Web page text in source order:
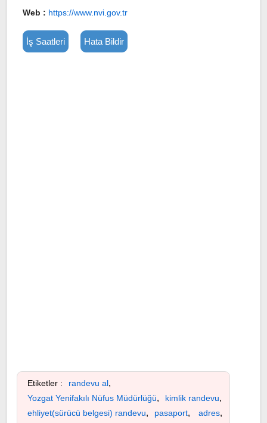
Web : https://www.nvi.gov.tr
İş Saatleri Hata Bildir
Etiketler : randevu al,
Yozgat Yenifakılı Nüfus Müdürlüğü, kimlik randevu,
ehliyet(sürücü belgesi) randevu, pasaport, adres,